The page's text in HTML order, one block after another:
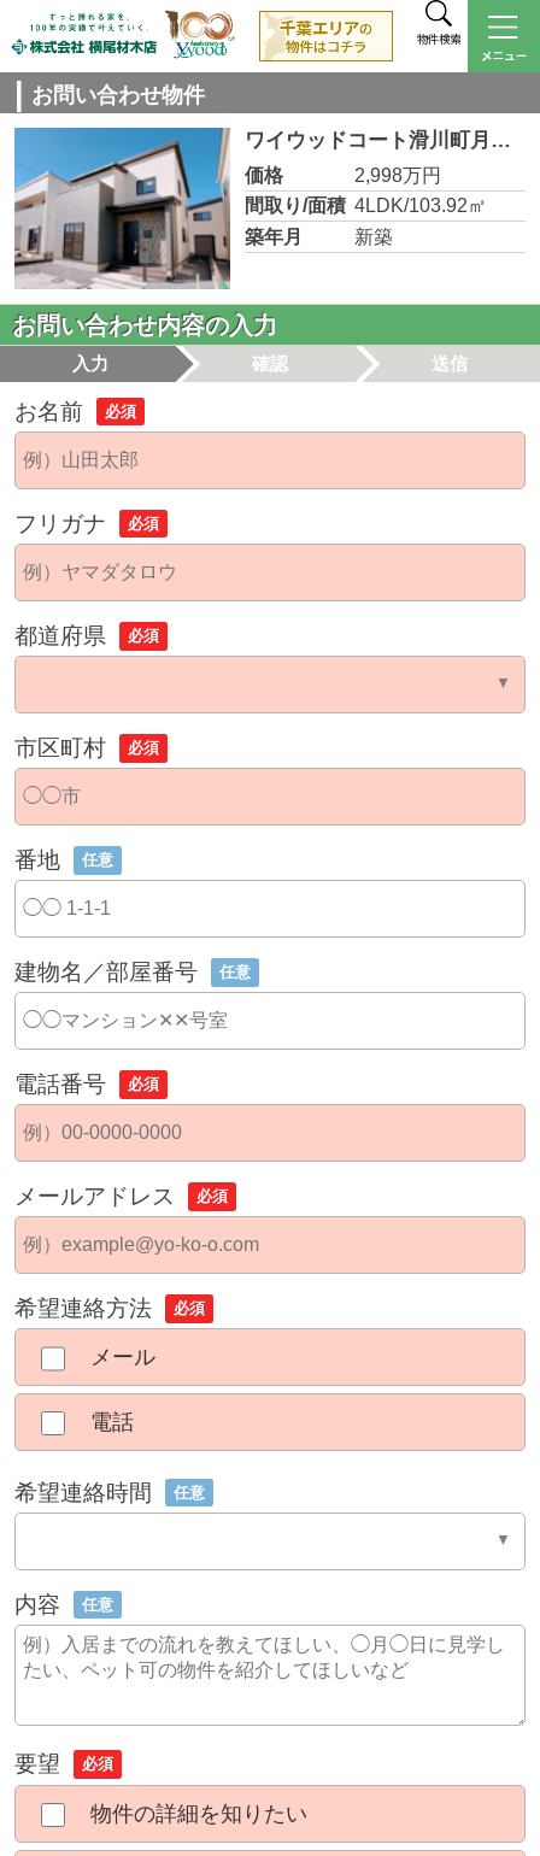
物件検索
お問い合わせ物件
ワイウッドコート滑川町月の輪第2期 5号棟【KURUNTOplan】
価格
2,998万円
間取り/面積 4LDK/103.92㎡
築年月
新築
お問い合わせ内容の入力
入力 確認 送信
お名前 必須
フリガナ 必須
都道府県 必須
市区町村 必須
番地 任意
建物名／部屋番号 任意
電話番号 必須
メールアドレス 必須
希望連絡方法 必須
メール
電話
希望連絡時間 任意
内容 任意
要望 必須
物件の詳細を知りたい